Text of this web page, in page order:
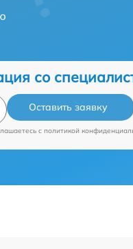
со
Оставить заявку
c политикой